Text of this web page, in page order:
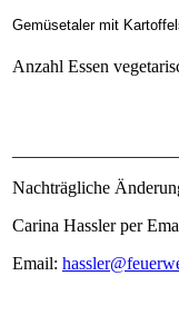
Gemüsetaler mit
Anzahl Essen
Nachträgliche
Carina Hassler per
Email: